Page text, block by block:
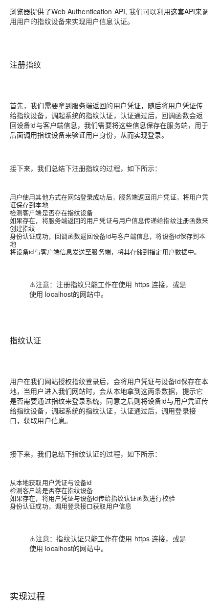
浏览器提供了Web Authentication API, 我们可以利用这套API来调
用用户的指纹设备来实现用户信息认证。
注册指纹
首先，我们需要拿到服务端返回的用户凭证，随后将用户凭证传
给指纹设备，调起系统的指纹认证，认证通过后，回调函数会返
回设备id与客户端信息，我们需要将这些信息保存在服务端，用于
后面调用指纹设备来验证用户身份，从而实现登录。
接下来，我们总结下注册指纹的过程，如下所示：
用户使用其他方式在网站登录成功后，服务端返回用户凭证，将用户凭
证保存到本地
检测客户端是否存在指纹设备
如果存在，将服务端返回的用户凭证与用户信息传递给指纹注册函数来
创建指纹
身份认证成功，回调函数返回设备id与客户端信息，将设备id保存到本
地
将设备id与客户端信息发送至服务端，将其存储到指定用户数据中。
⚠️注意：注册指纹只能工作在使用 https 连接，或是
使用 localhost的网站中。
指纹认证
用户在我们网站授权指纹登录后，会将用户凭证与设备id保存在本
地，当用户进入我们网站时，会从本地拿到这两条数据，提示它
是否需要通过指纹来登录系统，同意之后则将设备id与用户凭证传
给指纹设备，调起系统的指纹认证，认证通过后，调用登录接
口，获取用户信息。
接下来，我们总结下指纹认证的过程，如下所示：
从本地获取用户凭证与设备id
检测客户端是否存在指纹设备
如果存在，将用户凭证与设备id传给指纹认证函数进行校验
身份认证成功，调用登录接口获取用户信息
⚠️注意：指纹认证只能工作在使用 https 连接，或是
使用 localhost的网站中。
实现过程